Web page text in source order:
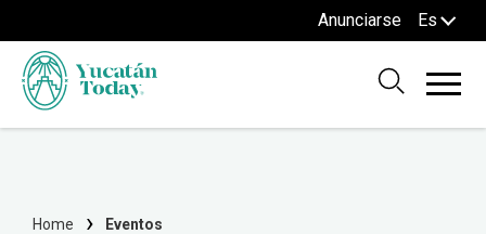
Anunciarse Es
Home Eventos